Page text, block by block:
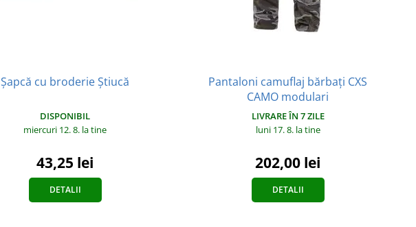
Șapcă cu broderie Știucă
DISPONIBIL
miercuri 12. 8. la tine
43,25 lei
DETALII
Pantaloni camuflaj bărbați CXS
CAMO modulari
LIVRARE ÎN 7 ZILE
luni 17. 8. la tine
202,00 lei
DETALII